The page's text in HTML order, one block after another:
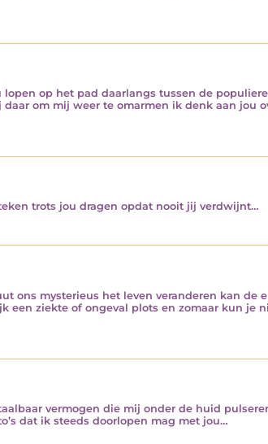
op het pad daarlangs tussen de
om mij weer te omarmen ik denk aan jou
trots jou dragen opdat nooit jij verdwijnt…
ons mysterieus het leven veranderen kan de
een ziekte of ongeval plots en zomaar kun je
vermogen die mij onder de huid
dat ik steeds doorlopen mag met jou…